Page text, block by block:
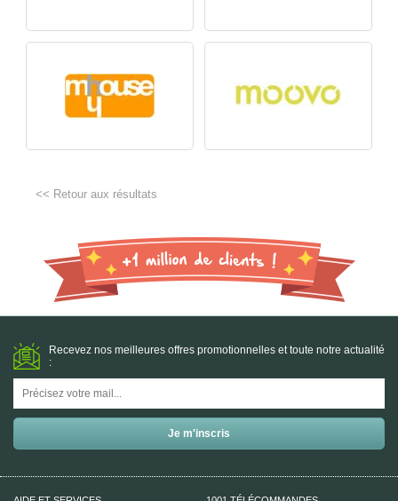
<< Retour aux résultats
Recevez nos meilleures offres promotionnelles et toute notre actualité
: